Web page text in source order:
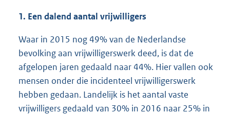
1. Een dalend aantal vrijwilligers
Waar in 2015 nog 49% van de Nederlandse
bevolking aan vrijwilligerswerk deed, is dat de
afgelopen jaren gedaald naar 44%. Hier vallen ook
mensen onder die incidenteel vrijwilligerswerk
hebben gedaan. Landelijk is het aantal vaste
vrijwilligers gedaald van 30% in 2016 naar 25% in